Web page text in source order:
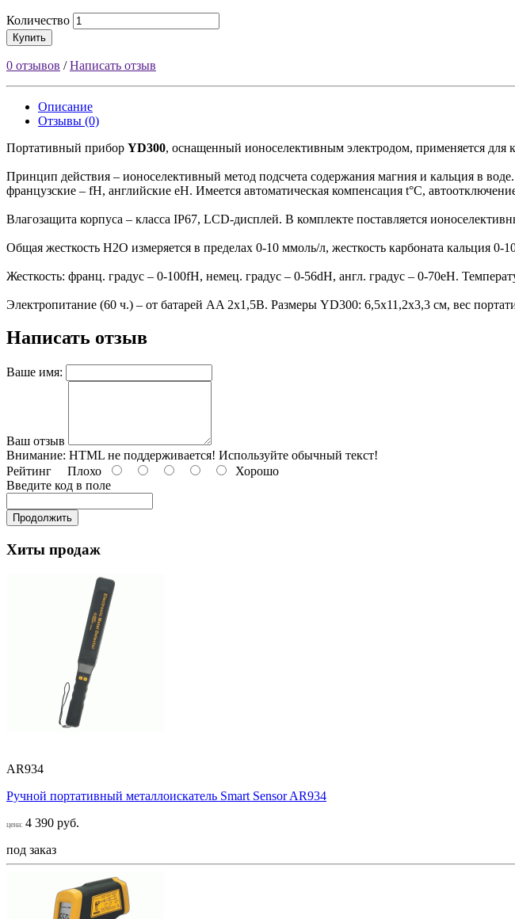
Количество
Купить
0 отзывов /Написать отзыв
Описание
Отзывы (0)
Портативный прибор YD300, оснащенный ионоселективным электродом, применяется для
Принцип действия – ионоселективный метод подсчета содержания магния и кальция в
французские – fH, английские eH. Имеется автоматическая компенсация t°C,
Влагозащита корпуса – класса IP67, LCD-дисплей. В комплекте поставляется
Общая жесткость H2O измеряется в пределах 0-10 ммоль/л, жесткость карбоната кальция
Жесткость: франц. градус – 0-100fH, немец. градус – 0-56dH, англ. градус – 0-70eH.
Электропитание (60 ч.) – от батарей AA 2x1,5В. Размеры YD300: 6,5x11,2x3,3 см, вес
Написать отзыв
Ваше имя:
Ваш отзыв
Внимание: HTML не поддерживается! Используйте обычный текст!
Рейтинг Плохо
Хорошо
Введите код в поле
Продолжить
Хиты продаж
AR934
Ручной портативный металлоискатель Smart Sensor AR934
цена: 4 390 руб.
под заказ